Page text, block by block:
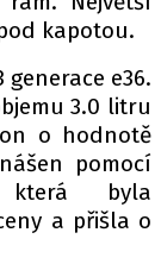
kapotou.
e36.
3.0 litru
o hodnotě
pomocí
která byla
a přišla o